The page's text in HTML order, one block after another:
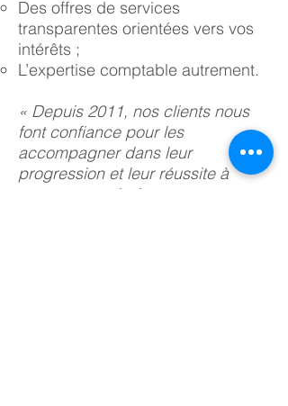
Des offres de services
transparentes orientées vers vos
intérêts ;
L’expertise comptable autrement.
« Depuis 2011, nos clients nous
font confiance pour les
accompagner dans leur
progression et leur réussite à
travers nos missions